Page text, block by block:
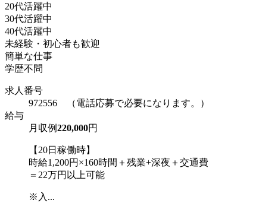
20代活躍中
30代活躍中
40代活躍中
未経験・初心者も歓迎
簡単な仕事
学歴不問
求人番号
972556 （電話応募で必要になります。）
給与
月収例220,000円
【20日稼働時】
時給1,200円×160時間＋残業+深夜＋交通費
＝22万円以上可能
※入...